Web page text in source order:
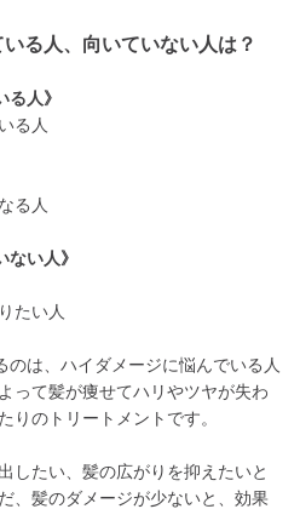
る人、向いていない人は？
る人》
る人
る人
ない人》
たい人
は、ハイダメージに悩んでいる人
って髪が痩せてハリやツヤが失わ
りのトリートメントです。
したい、髪の広がりを抑えたいと
、髪のダメージが少ないと、効果